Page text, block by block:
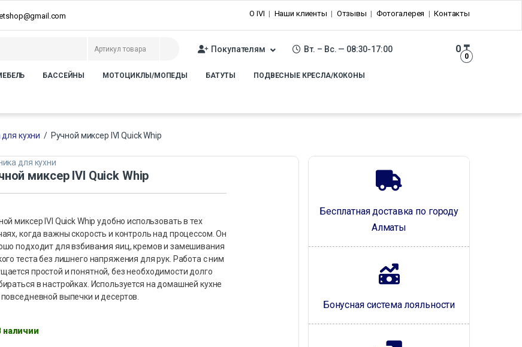
О IVI Наши клиенты Отзывы Фотогалерея Контакты
Покупателям Вт. – Вс. — 08:30-17:00
0
0₸
БАССЕЙНЫ МОТОЦИКЛЫ/МОПЕДЫ БАТУТЫ ПОДВЕСНЫЕ КРЕСЛА/КОКОНЫ
кухни / Ручной миксер IVI Quick Whip
для кухни
миксер IVI Quick Whip
миксер IVI Quick Whip удобно использовать в тех
когда важны скорость и контроль над процессом. Он
подходит для взбивания яиц, кремов и замешивания
теста без лишнего напряжения для рук. Работа с ним
простой и понятной, без необходимости долго
в настройках. Используется на домашней кухне
выпечки и десертов.
наличии
Бесплатная доставка по городу
Алматы
Бонусная система лояльности